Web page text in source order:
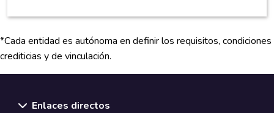
*Cada entidad es autónoma en definir los requisitos, condiciones
crediticias y de vinculación.
Enlaces directos